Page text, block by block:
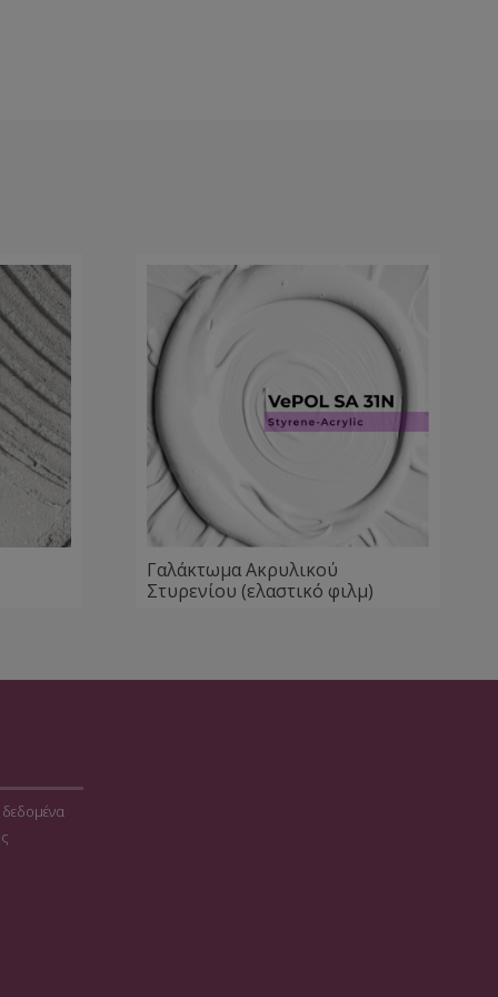
Γαλάκτωμα Ακρυλικού
Στυρενίου (ελαστικό φιλμ)